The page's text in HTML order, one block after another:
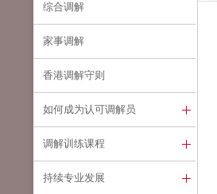
综合调解
家事调解
香港调解守则
如何成为认可调解员
调解训练课程
持续专业发展